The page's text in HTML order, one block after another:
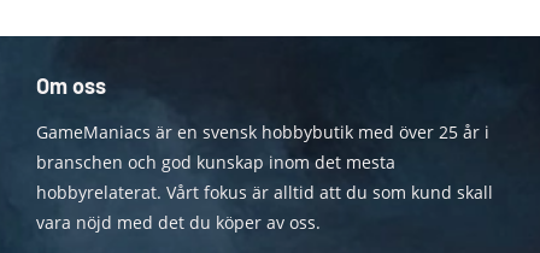
Om oss
GameManiacs är en svensk hobbybutik med över 25 år i
branschen och god kunskap inom det mesta
hobbyrelaterat. Vårt fokus är alltid att du som kund skall
vara nöjd med det du köper av oss.